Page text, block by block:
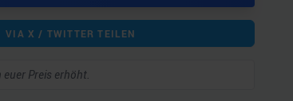
VIA X / TWITTER TEILEN
Preis erhöht.